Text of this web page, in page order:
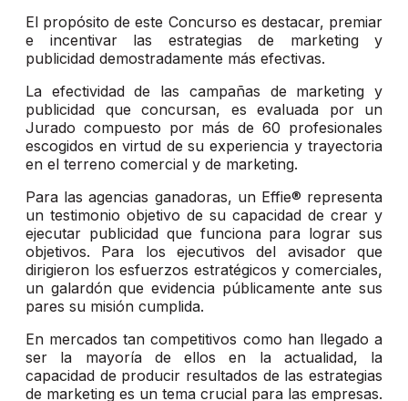
El propósito de este Concurso es destacar, premiar
e incentivar las estrategias de marketing y
publicidad demostradamente más efectivas.
La efectividad de las campañas de marketing y
publicidad que concursan, es evaluada por un
Jurado compuesto por más de 60 profesionales
escogidos en virtud de su experiencia y trayectoria
en el terreno comercial y de marketing.
Para las agencias ganadoras, un Effie® representa
un testimonio objetivo de su capacidad de crear y
ejecutar publicidad que funciona para lograr sus
objetivos. Para los ejecutivos del avisador que
dirigieron los esfuerzos estratégicos y comerciales,
un galardón que evidencia públicamente ante sus
pares su misión cumplida.
En mercados tan competitivos como han llegado a
ser la mayoría de ellos en la actualidad, la
capacidad de producir resultados de las estrategias
de marketing es un tema crucial para las empresas.